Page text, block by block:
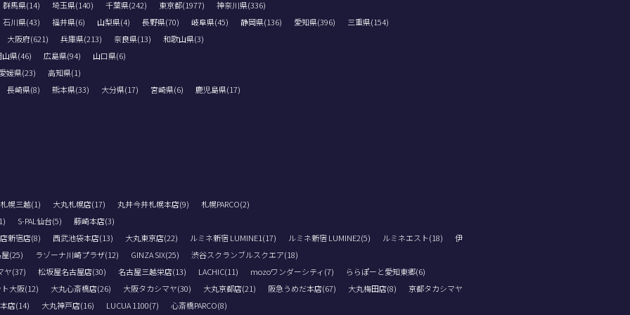
群馬県(14) 埼玉県(140) 千葉県(242) 東京都(1977)
神奈川県(336)
石川県(43)
福井県(6) 山梨県(4) 長野県(70) 岐阜県(45) 静岡県(136) 愛知県(396)
三重県(154)
大阪府(621)
兵庫県(213) 奈良県(13)
和歌山県(3)
山県(46)
広島県(94)
山口県(6)
媛県(23)
高知県(1)
長崎県(8)
熊本県(33) 大分県(17) 宮崎県(6) 鹿児島県(17)
札幌三越(1) 大丸札幌店(17) 丸井今井札幌本店(9)
札幌PARCO(2)
S-PAL仙台(5)
藤崎本店(3)
新宿店(8)
西武池袋本店(13) 大丸東京店(22) ルミネ新宿 LUMINE1(17) ルミネ新宿 LUMINE2(5) ルミネエスト(18)
伊
(25)
ラゾーナ川崎プラザ(12) GINZA SIX(25)
渋谷スクランブルスクエア(18)
ヤ(37)
松坂屋名古屋店(30) 名古屋三越栄店(13) LACHIC(11) mozoワンダーシティ(7)
ららぽーと愛知東郷(6)
大阪(12)
大丸心斎橋店(26) 大阪タカシマヤ(30) 大丸京都店(21) 阪急うめだ本店(67) 大丸梅田店(8)
京都タカシマヤ
店(14)
大丸神戸店(16) LUCUA 1100(7) 心斎橋PARCO(8)